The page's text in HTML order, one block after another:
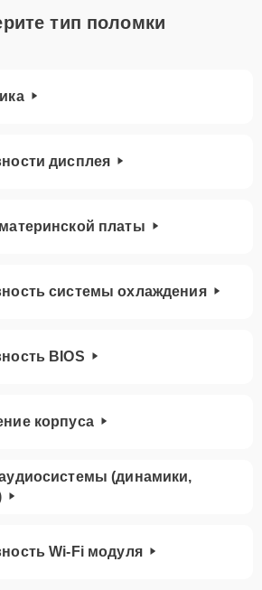
тип поломки
дисплея
платы
системы охлаждения
BIOS
корпуса
(динамики,
Wi-Fi модуля